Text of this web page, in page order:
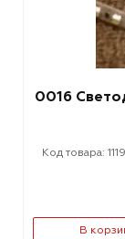
0016
Код товара:
В